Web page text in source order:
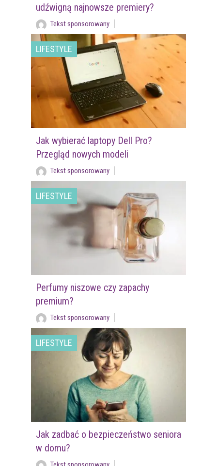
udźwigną najnowsze premiery?
Tekst sponsorowany
LIFESTYLE
Jak wybierać laptopy Dell Pro?
Przegląd nowych modeli
Tekst sponsorowany
LIFESTYLE
Perfumy niszowe czy zapachy
premium?
Tekst sponsorowany
LIFESTYLE
Jak zadbać o bezpieczeństwo seniora
w domu?